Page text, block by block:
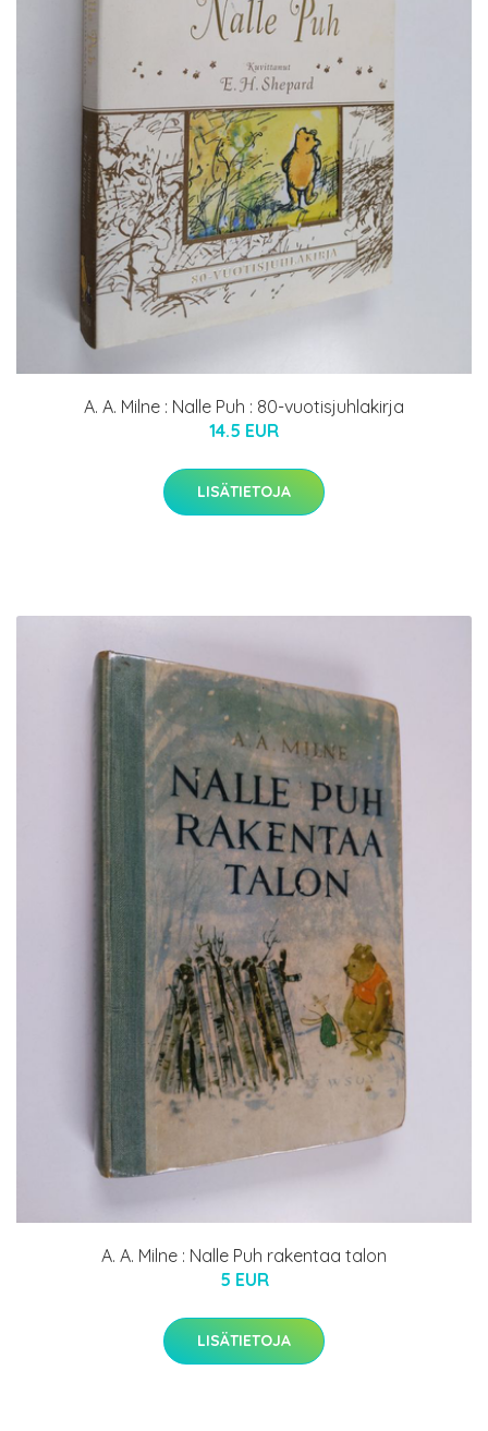
A. A. Milne : Nalle Puh : 80-vuotisjuhlakirja
14.5 EUR
LISÄTIETOJA
A. A. Milne : Nalle Puh rakentaa talon
5 EUR
LISÄTIETOJA